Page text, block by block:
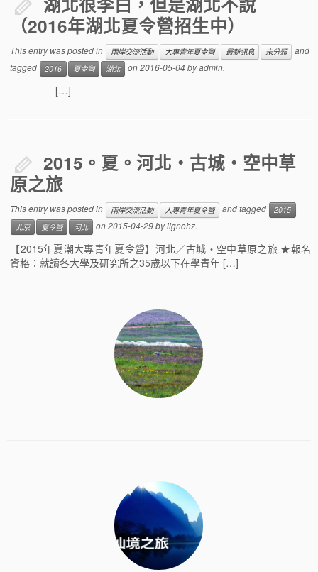
（2016年湖北夏令營招生中）
This entry was posted in 兩岸交流活動 大專青年夏令營 最新訊息 未分類
and
tagged
2016 夏令營 湖北 on2016-05-04byadmin.
[…]
2015。夏。河北・古城・空中草
原之旅
This entry was posted in 兩岸交流活動 大專青年夏令營 and tagged
2015
北京
夏令營 河北 on2015-04-29byilgnohz.
【2015年夏潮大專青年夏令營】河北／古城・空中草原之旅 ★報名
資格：就讀各大學及研究所之35歲以下在學青年 […]